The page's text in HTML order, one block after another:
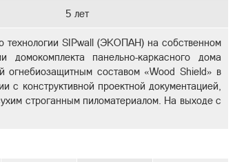
5 лет
технологии SIPwall (ЭКОПАН) на собственном
панельно-каркасного дома
огнебиозащитным составом «Wood Shield» в
с конструктивной проектной документацией,
строганным пиломатериалом. На выходе с